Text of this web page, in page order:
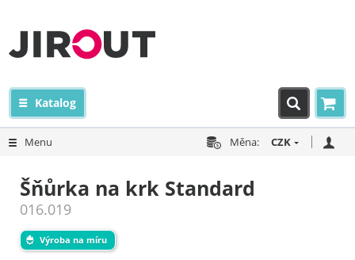
Katalog
Menu Měna: CZK
Šňůrka na krk Standard
016.019
Výroba na míru